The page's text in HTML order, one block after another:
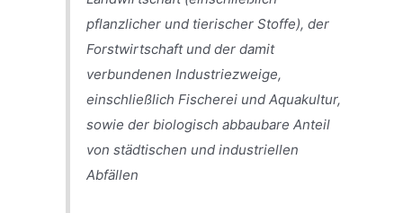
pflanzlicher und tierischer Stoffe), der
Forstwirtschaft und der damit
verbundenen Industriezweige,
einschließlich Fischerei und Aquakultur,
sowie der biologisch abbaubare Anteil
von städtischen und industriellen
Abfällen